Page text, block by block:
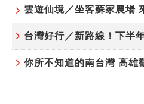
雲遊仙境／坐客蘇家農場
你所不知道的南台灣 高雄